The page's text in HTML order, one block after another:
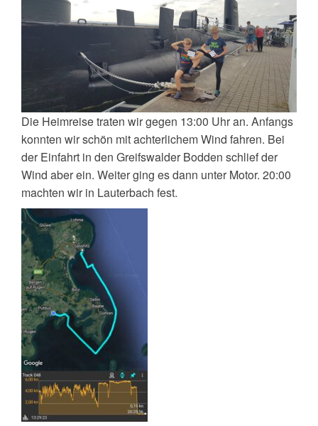
Die Heimreise traten wir gegen 13:00 Uhr an. Anfangs
konnten wir schön mit achterlichem Wind fahren. Bei
der Einfahrt in den Greifswalder Bodden schlief der
Wind aber ein. Weiter ging es dann unter Motor. 20:00
machten wir in Lauterbach fest.